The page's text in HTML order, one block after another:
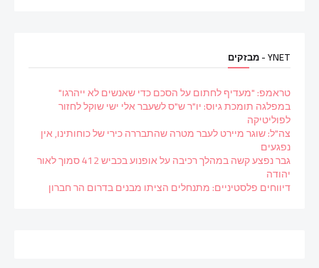
YNET - מבזקים
טראמפ: "מעדיף לחתום על הסכם כדי שאנשים לא ייהרגו"
במפלגה תומכת גיוס: יו"ר ש"ס לשעבר אלי ישי שוקל לחזור
לפוליטיקה
צה"ל: שוגר מיירט לעבר מטרה שהתבררה כירי של כוחותינו, אין
נפגעים
גבר נפצע קשה במהלך רכיבה על אופנוע בכביש 412 סמוך לאור
יהודה
דיווחים פלסטיניים: מתנחלים הציתו מבנים בדרום הר חברון